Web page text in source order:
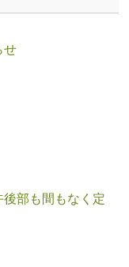
せ
部も間もなく定